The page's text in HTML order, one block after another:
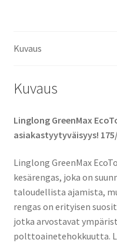
Kuvaus
Kuvaus
Linglong GreenMax
asiakastyytyväisyys!
Linglong GreenMax
kesärengas, joka on
taloudellista ajamista,
rengas on erityisen
jotka arvostavat
polttoainetehokkuutta.